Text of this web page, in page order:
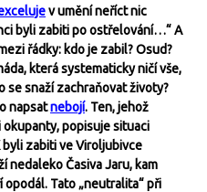
v umění neříct nic
byli zabiti po ostřelování…“ A
řádky: kdo je zabil? Osud?
která systematicky ničí vše,
se snaží zachraňovat životy?
napsatnebojí. Ten, jehož
popisuje situaci
byli zabiti ve Viroljubivce
nedaleko Časiva Jaru, kam
opodál. Tato „neutralita“ při